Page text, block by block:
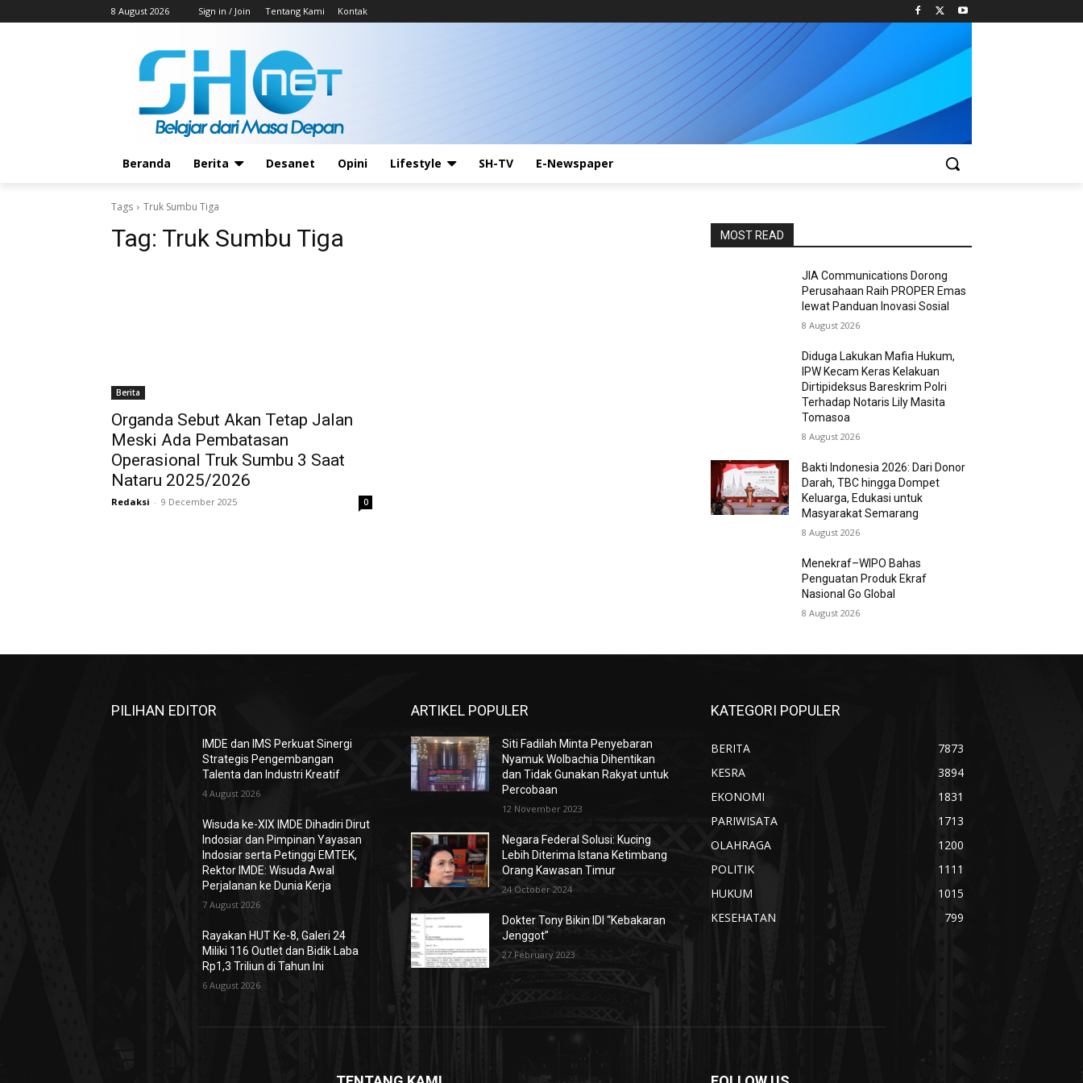
8 August 2026 Sign in / Join Tentang Kami Kontak
Beranda Berita Desanet Opini Lifestyle SH-TV E-Newspaper
Tags Truk Sumbu Tiga
Tag: Truk Sumbu Tiga
Berita
Organda Sebut Akan Tetap Jalan
Meski Ada Pembatasan
Operasional Truk Sumbu 3 Saat
Nataru 2025/2026
Redaksi - 9 December 2025 0
MOST READ
JIA Communications Dorong
Perusahaan Raih PROPER Emas
lewat Panduan Inovasi Sosial
8 August 2026
Diduga Lakukan Mafia Hukum,
IPW Kecam Keras Kelakuan
Dirtipideksus Bareskrim Polri
Terhadap Notaris Lily Masita
Tomasoa
8 August 2026
Bakti Indonesia 2026: Dari Donor
Darah, TBC hingga Dompet
Keluarga, Edukasi untuk
Masyarakat Semarang
8 August 2026
Menekraf–WIPO Bahas
Penguatan Produk Ekraf
Nasional Go Global
8 August 2026
PILIHAN EDITOR
IMDE dan IMS Perkuat Sinergi
Strategis Pengembangan
Talenta dan Industri Kreatif
4 August 2026
Wisuda ke-XIX IMDE Dihadiri Dirut
Indosiar dan Pimpinan Yayasan
Indosiar serta Petinggi EMTEK,
Rektor IMDE: Wisuda Awal
Perjalanan ke Dunia Kerja
7 August 2026
Rayakan HUT Ke-8, Galeri 24
Miliki 116 Outlet dan Bidik Laba
Rp1,3 Triliun di Tahun Ini
6 August 2026
ARTIKEL POPULER
Siti Fadilah Minta Penyebaran
Nyamuk Wolbachia Dihentikan
dan Tidak Gunakan Rakyat untuk
Percobaan
12 November 2023
Negara Federal Solusi: Kucing
Lebih Diterima Istana Ketimbang
Orang Kawasan Timur
24 October 2024
Dokter Tony Bikin IDI “Kebakaran
Jenggot”
27 February 2023
KATEGORI POPULER
BERITA
7873
KESRA
3894
EKONOMI
1831
PARIWISATA
1713
OLAHRAGA
1200
POLITIK
1111
HUKUM
1015
KESEHATAN
799